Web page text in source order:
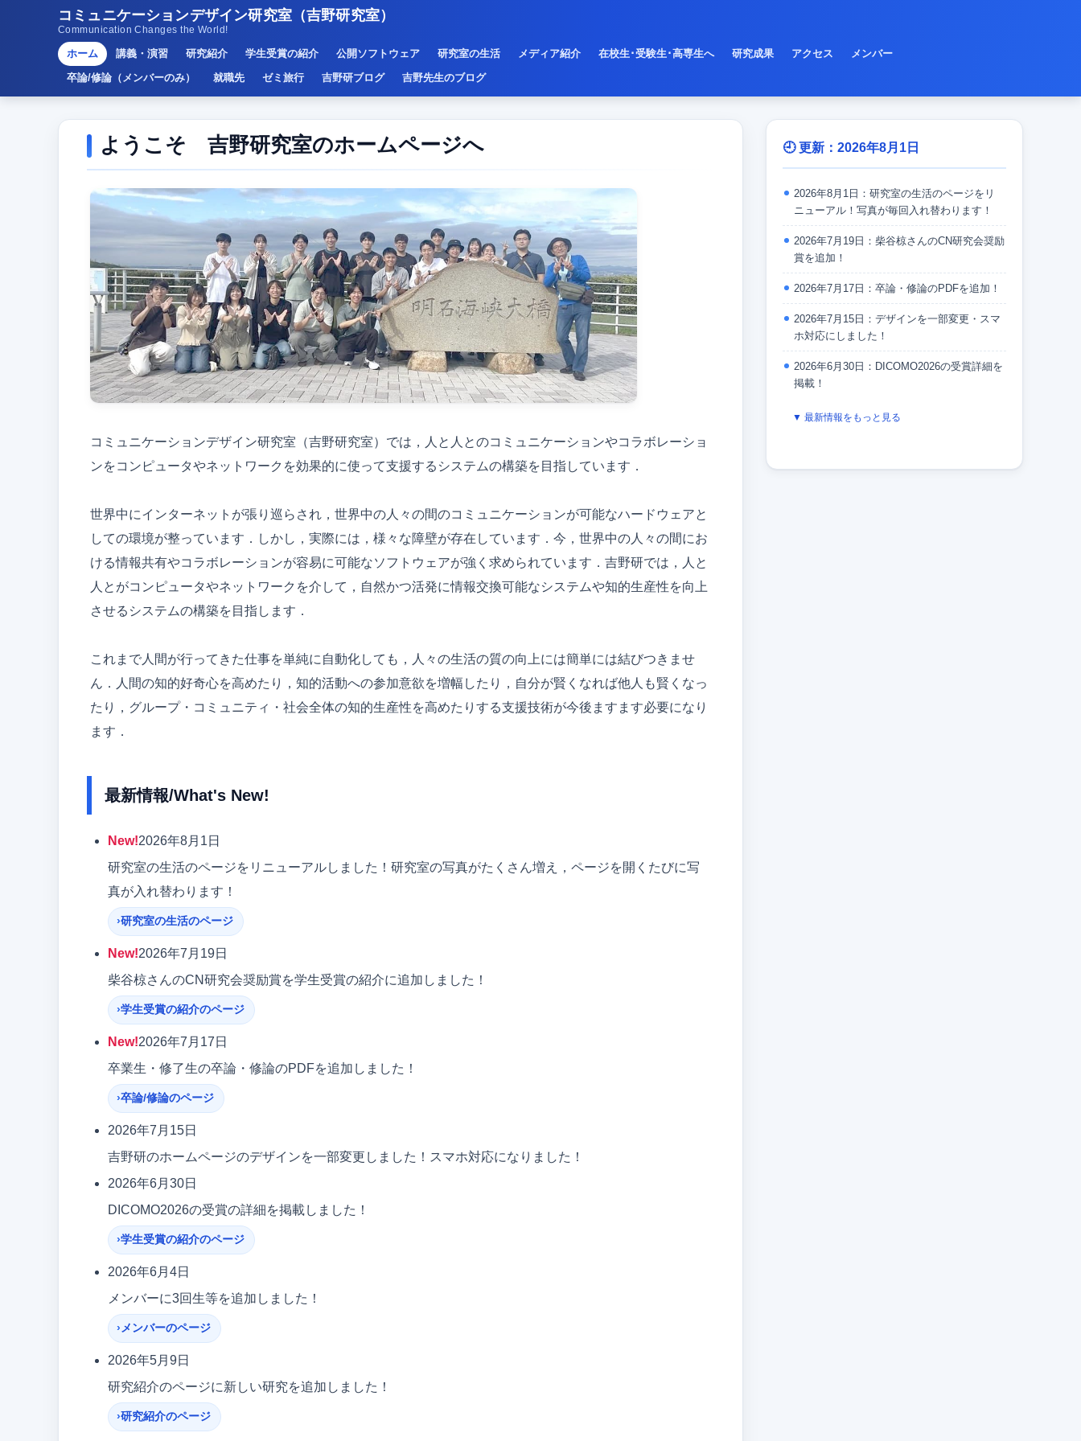
コミュニケーションデザイン研究室（吉野研究室）
Communication Changes the World!
ホーム 講義・演習 研究紹介 学生受賞の紹介 公開ソフトウェア 研究室の生活 メディア紹介 在校生･受験生･高専生へ 研究成果 アクセス
メンバー
卒論/修論（メンバーのみ）
就職先 ゼミ旅行 吉野研ブログ 吉野先生のブログ
ようこそ 吉野研究室のホームページへ
コミュニケーションデザイン研究室（吉野研究室）では，人と人とのコミュニケーションやコラボレーショ
ンをコンピュータやネットワークを効果的に使って支援するシステムの構築を目指しています．
世界中にインターネットが張り巡らされ，世界中の人々の間のコミュニケーションが可能なハードウェアと
しての環境が整っています．しかし，実際には，様々な障壁が存在しています．今，世界中の人々の間にお
ける情報共有やコラボレーションが容易に可能なソフトウェアが強く求められています．吉野研では，人と
人とがコンピュータやネットワークを介して，自然かつ活発に情報交換可能なシステムや知的生産性を向上
させるシステムの構築を目指します．
これまで人間が行ってきた仕事を単純に自動化しても，人々の生活の質の向上には簡単には結びつきませ
ん．人間の知的好奇心を高めたり，知的活動への参加意欲を増幅したり，自分が賢くなれば他人も賢くなっ
たり，グループ・コミュニティ・社会全体の知的生産性を高めたりする支援技術が今後ますます必要になり
ます．
最新情報/What's New!
New!2026年8月1日
研究室の生活のページをリニューアルしました！研究室の写真がたくさん増え，ページを開くたびに写
真が入れ替わります！
研究室の生活のページ
New!2026年7月19日
柴谷椋さんのCN研究会奨励賞を学生受賞の紹介に追加しました！
学生受賞の紹介のページ
New!2026年7月17日
卒業生・修了生の卒論・修論のPDFを追加しました！
卒論/修論のページ
2026年7月15日
吉野研のホームページのデザインを一部変更しました！スマホ対応になりました！
2026年6月30日
DICOMO2026の受賞の詳細を掲載しました！
学生受賞の紹介のページ
2026年6月4日
メンバーに3回生等を追加しました！
メンバーのページ
2026年5月9日
研究紹介のページに新しい研究を追加しました！
研究紹介のページ
更新：2026年8月1日
2026年8月1日：研究室の生活のページをリ
ニューアル！写真が毎回入れ替わります！
2026年7月19日：柴谷椋さんのCN研究会奨励
賞を追加！
2026年7月17日：卒論・修論のPDFを追加！
2026年7月15日：デザインを一部変更・スマ
ホ対応にしました！
2026年6月30日：DICOMO2026の受賞詳細を
掲載！
▼ 最新情報をもっと見る